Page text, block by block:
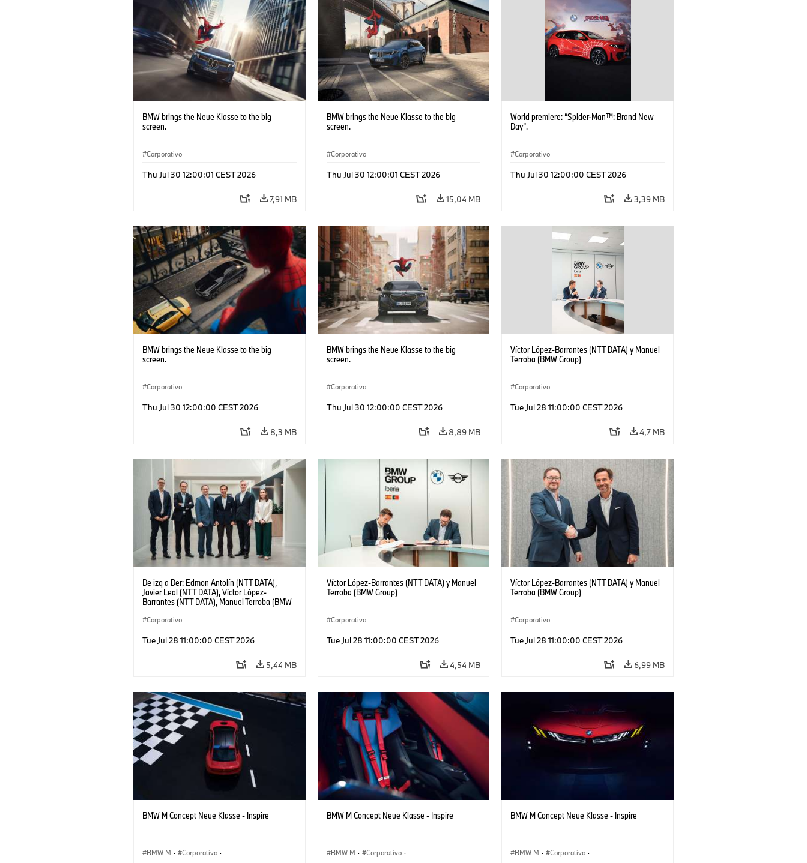
BMW brings the Neue Klasse to the big
screen.
Corporativo
Thu Jul 30 12:00:01 CEST 2026
7,91 MB
BMW brings the Neue Klasse to the big
screen.
Corporativo
Thu Jul 30 12:00:01 CEST 2026
15,04 MB
World premiere: “Spider-Man™: Brand New
Day”.
Corporativo
Thu Jul 30 12:00:00 CEST 2026
3,39 MB
BMW brings the Neue Klasse to the big
screen.
Corporativo
Thu Jul 30 12:00:00 CEST 2026
8,3 MB
BMW brings the Neue Klasse to the big
screen.
Corporativo
Thu Jul 30 12:00:00 CEST 2026
8,89 MB
Víctor López-Barrantes (NTT DATA) y Manuel
Terroba (BMW Group)
Corporativo
Tue Jul 28 11:00:00 CEST 2026
4,7 MB
De izq a Der: Edmon Antolín (NTT DATA),
Javier Leal (NTT DATA), Víctor López-
Barrantes (NTT DATA), Manuel Terroba (BMW
Lázaro (BMW Group)
Corporativo
Tue Jul 28 11:00:00 CEST 2026
5,44 MB
Víctor López-Barrantes (NTT DATA) y Manuel
Terroba (BMW Group)
Corporativo
Tue Jul 28 11:00:00 CEST 2026
4,54 MB
Víctor López-Barrantes (NTT DATA) y Manuel
Terroba (BMW Group)
Corporativo
Tue Jul 28 11:00:00 CEST 2026
6,99 MB
BMW M Concept Neue Klasse - Inspire
BMW M · Corporativo ·
BMW M Concept Neue Klasse - Inspire
BMW M · Corporativo ·
BMW M Concept Neue Klasse - Inspire
BMW M · Corporativo ·